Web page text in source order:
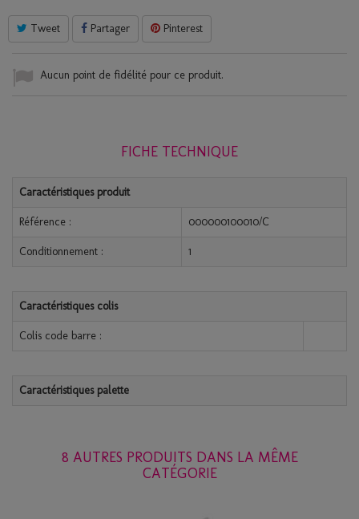
Tweet Partager Pinterest
Aucun point de fidélité pour ce produit.
FICHE TECHNIQUE
Caractéristiques produit
Référence : 000000100010/C
Conditionnement : 1
Caractéristiques colis
Colis code barre :
Caractéristiques palette
8 AUTRES PRODUITS DANS LA MÊME
CATÉGORIE